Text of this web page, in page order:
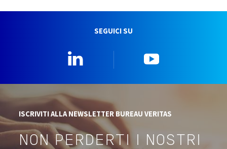
SEGUICI SU
ISCRIVITI ALLA NEWSLETTER BUREAU VERITAS
NON PERDERTI I NOSTRI